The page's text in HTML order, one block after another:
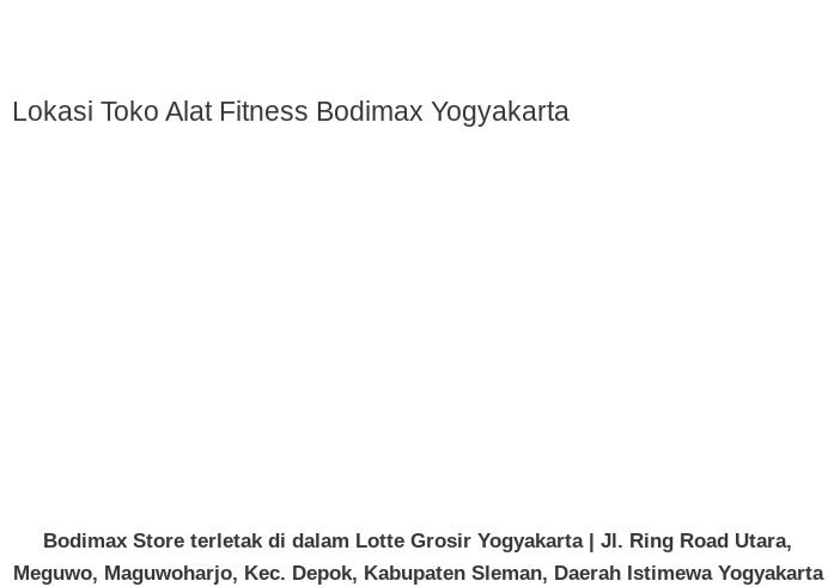
Lokasi Toko Alat Fitness Bodimax Yogyakarta
Bodimax Store terletak di dalam Lotte Grosir Yogyakarta | Jl. Ring Road Utara,
Meguwo, Maguwoharjo, Kec. Depok, Kabupaten Sleman, Daerah Istimewa Yogyakarta